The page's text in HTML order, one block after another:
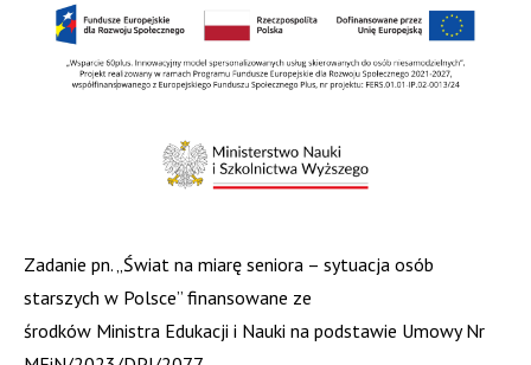
Zadanie pn. „Świat na miarę seniora – sytuacja osób
starszych w Polsce” finansowane ze
środków Ministra Edukacji i Nauki na podstawie Umowy Nr